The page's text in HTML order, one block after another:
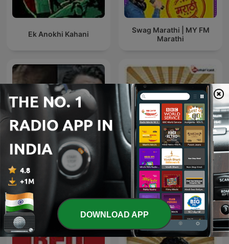
Ek Anokhi Kahani
Swag Marathi | MY FM
Marathi
Dhurandhar-Ghaayal hu
isliye ghatak hu
Crazy For Kishore
DOWNLOAD APP